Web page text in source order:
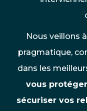
Nous veillons
pragmatique,
dans les
vous
sécuriser vos